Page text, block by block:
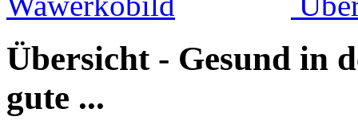
Übersicht - Gesund in
gute ...